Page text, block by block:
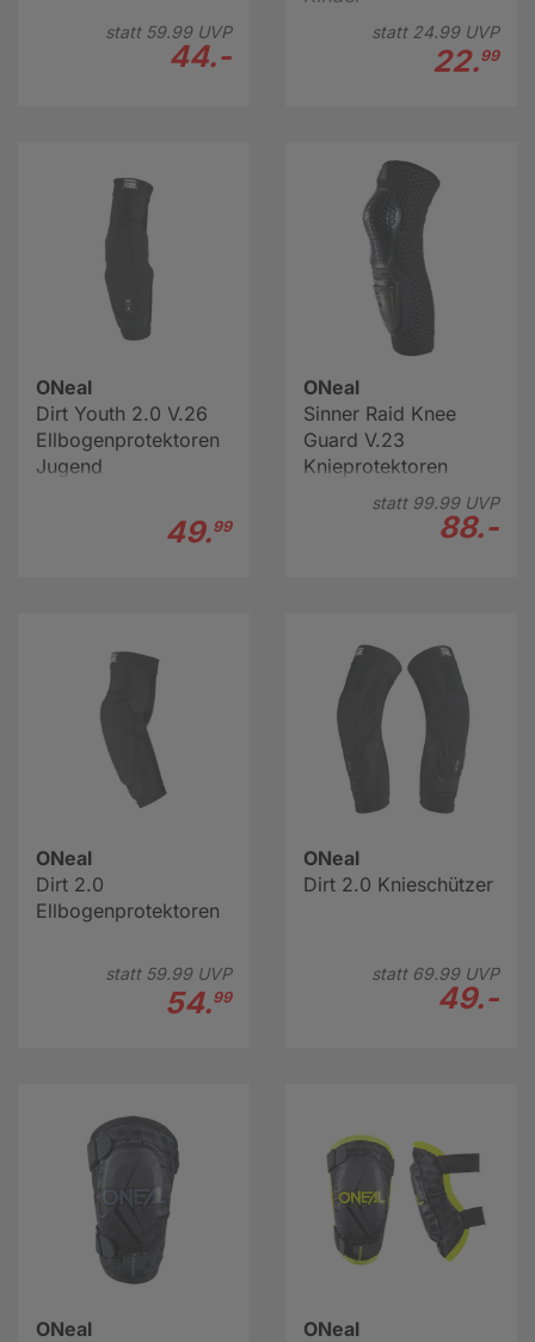
statt 59.99UVP
44.-
statt 24.99UVP
22.99
ONeal
Dirt Youth 2.0 V.26
Ellbogenprotektoren
Jugend
49.99
ONeal
Sinner Raid Knee
Guard V.23
Knieprotektoren
statt 99.99UVP
88.-
ONeal
Dirt 2.0
Ellbogenprotektoren
statt 59.99UVP
54.99
ONeal
Dirt 2.0 Knieschützer
statt 69.99UVP
49.-
ONeal
ONeal